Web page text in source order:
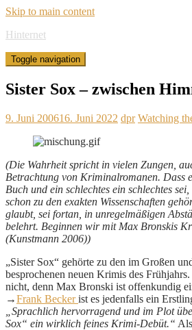
Skip to main content
Hinternet
Toggle navigation
Sister Sox – zwischen
9. Juni 200616. Juni 2022 dpr Watching
(Die Wahrheit spricht in vielen Zungen,
Betrachtung von Kriminalromanen. Dass
Buch und ein schlechtes ein schlechtes
schon zu den exakten Wissenschaften
glaubt, sei fortan, in unregelmäßigen
belehrt. Beginnen wir mit Max Bronskis
(Kunstmann 2006))
„Sister Sox“ gehörte zu den im Großen
besprochenen neuen Krimis des
nicht, denn Max Bronski ist offenkundig
→Frank Beckerist es jedenfalls ein
„Sprachlich hervorragend und im Plot
Sox“ ein wirklich feines Krimi-Debüt.“